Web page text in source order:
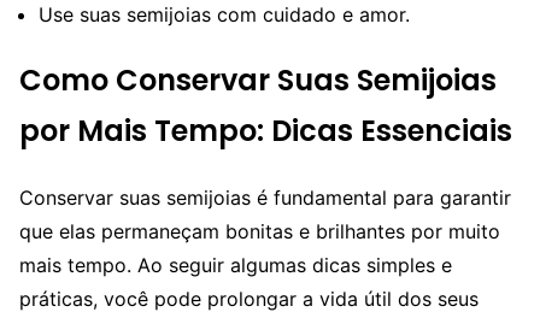
Use suas semijoias com cuidado e amor.
Como Conservar Suas Semijoias
por Mais Tempo: Dicas Essenciais
Conservar suas semijoias é fundamental para garantir
que elas permaneçam bonitas e brilhantes por muito
mais tempo. Ao seguir algumas dicas simples e
práticas, você pode prolongar a vida útil dos seus